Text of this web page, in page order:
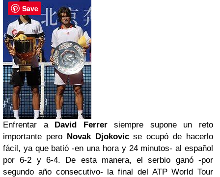
Enfrentar a David Ferrersiempre supone un reto
importante pero Novak Djokovicse ocupó de hacerlo
fácil, ya que batió -en una hora y 24 minutos- al español
por 6-2 y 6-4. De esta manera, el serbio ganó -por
segundo año consecutivo- la final del ATP World Tour
Save